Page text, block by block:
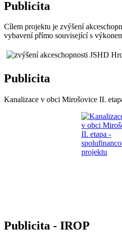
Publicita
Cílem projektu je zvýšení
vybavení přímo související s
Publicita
Kanalizace v obci Mirošovice II.
Publicita - IROP